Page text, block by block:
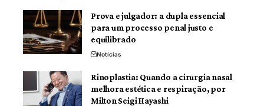
Prova e julgador: a dupla essencial
para um processo penal justo e
equilibrado
Notícias
Rinoplastia: Quando a cirurgia nasal
melhora estética e respiração, por
Milton Seigi Hayashi